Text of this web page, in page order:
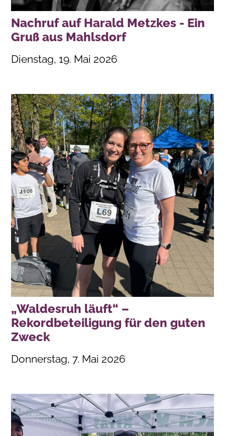
Nachruf auf Harald Metzkes - Ein
Gruß aus Mahlsdorf
Dienstag, 19. Mai 2026
„Waldesruh läuft“ –
Rekordbeteiligung für den guten
Zweck
Donnerstag, 7. Mai 2026